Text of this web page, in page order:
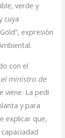
verde y
cuya
expresión
con el
el ministro de
viene. La pedí
y para
explicar que,